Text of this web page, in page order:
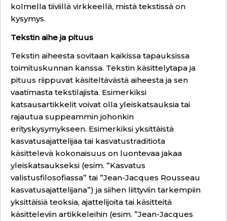
kolmella tiiviillä virkkeellä, mistä tekstissä on
kysymys.
Tekstin aihe ja pituus
Tekstin aiheesta sovitaan kaikissa tapauksissa
toimituskunnan kanssa. Tekstin käsittelytapa ja
pituus riippuvat käsiteltävästä aiheesta ja sen
vaatimasta tekstilajista. Esimerkiksi
katsausartikkelit voivat olla yleiskatsauksia tai
rajautua suppeammin johonkin
erityskysymykseen. Esimerkiksi yksittäistä
kasvatusajattelijaa tai kasvatustraditiota
käsittelevä kokonaisuus on luontevaa jakaa
yleiskatsaukseksi (esim. ”Kasvatus
valistusfilosofiassa” tai ”Jean-Jacques Rousseau
kasvatusajattelijana”) ja siihen liittyviin tarkempiin
yksittäisiä teoksia, ajattelijoita tai käsitteitä
käsitteleviin artikkeleihin (esim. ”Jean-Jacques